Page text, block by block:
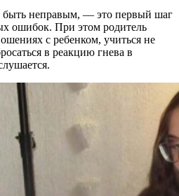
быть неправым, — это первый шаг
ошибок. При этом родитель
с ребенком, учиться не
в реакцию гнева в